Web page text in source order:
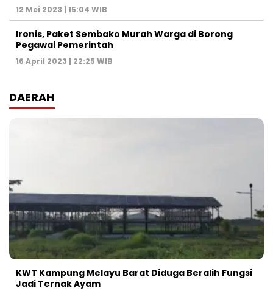
12 Mei 2023 | 15:04 WIB
Ironis, Paket Sembako Murah Warga di Borong
Pegawai Pemerintah
16 April 2023 | 22:25 WIB
DAERAH
KWT Kampung Melayu Barat Diduga Beralih Fungsi
Jadi Ternak Ayam